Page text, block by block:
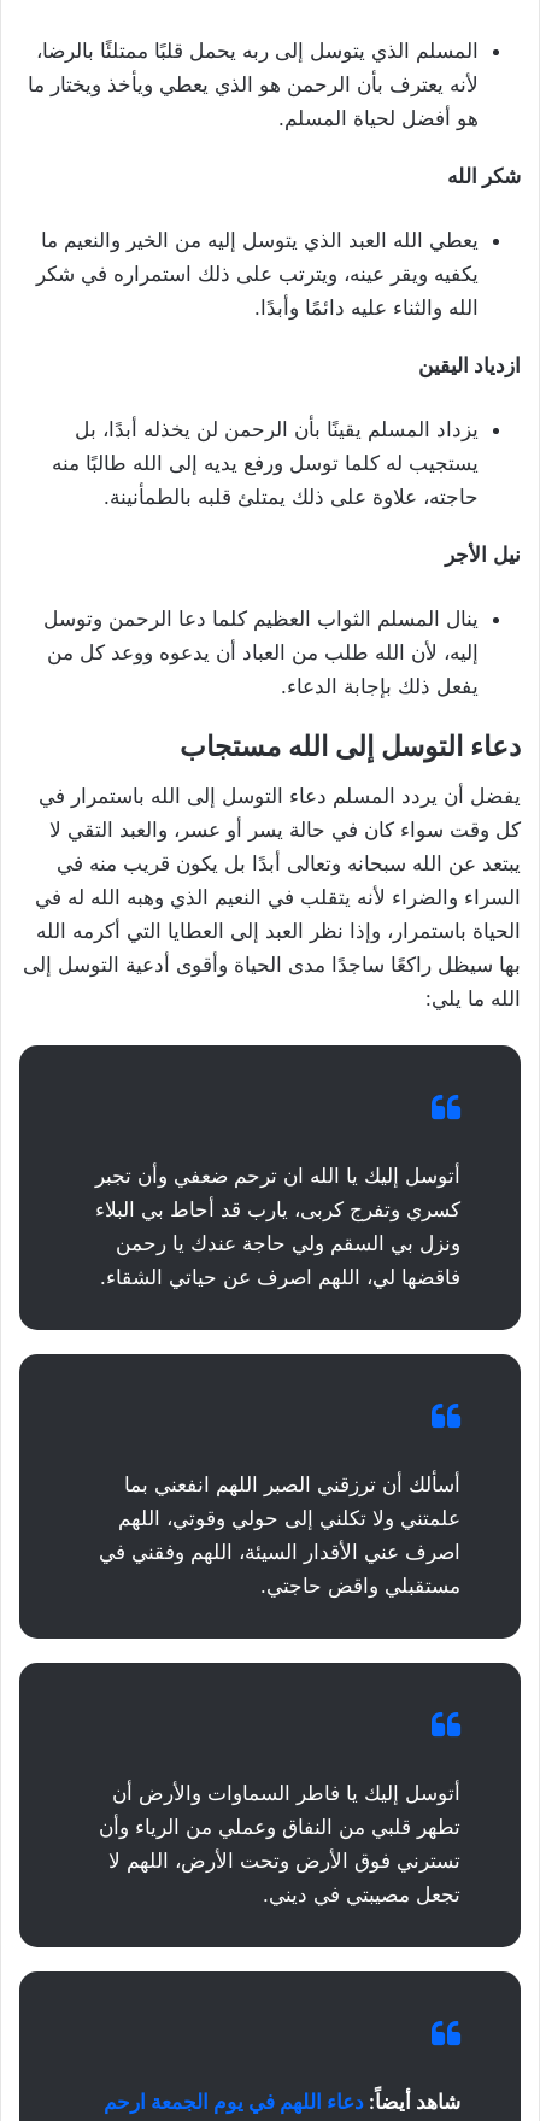
المسلم الذي يتوسل إلى ربه يحمل قلبًا ممتلئًا بالرضا،
لأنه يعترف بأن الرحمن هو الذي يعطي ويأخذ ويختار ما
هو أفضل لحياة المسلم.
شكر الله
يعطي الله العبد الذي يتوسل إليه من الخير والنعيم ما
يكفيه ويقر عينه، ويترتب على ذلك استمراره في شكر
الله والثناء عليه دائمًا وأبدًا.
ازدياد اليقين
يزداد المسلم يقينًا بأن الرحمن لن يخذله أبدًا، بل
يستجيب له كلما توسل ورفع يديه إلى الله طالبًا منه
حاجته، علاوة على ذلك يمتلئ قلبه بالطمأنينة.
نيل الأجر
ينال المسلم الثواب العظيم كلما دعا الرحمن وتوسل
إليه، لأن الله طلب من العباد أن يدعوه ووعد كل من
يفعل ذلك بإجابة الدعاء.
دعاء التوسل إلى الله مستجاب
يفضل أن يردد المسلم دعاء التوسل إلى الله باستمرار في
كل وقت سواء كان في حالة يسر أو عسر، والعبد التقي لا
يبتعد عن الله سبحانه وتعالى أبدًا بل يكون قريب منه في
السراء والضراء لأنه يتقلب في النعيم الذي وهبه الله له في
الحياة باستمرار، وإذا نظر العبد إلى العطايا التي أكرمه الله
بها سيظل راكعًا ساجدًا مدى الحياة وأقوى أدعية التوسل إلى
الله ما يلي:
أتوسل إليك يا الله ان ترحم ضعفي وأن تجبر
كسري وتفرج كربى، يارب قد أحاط بي البلاء
ونزل بي السقم ولي حاجة عندك يا رحمن
فاقضها لي، اللهم اصرف عن حياتي الشقاء.
أسألك أن ترزقني الصبر اللهم انفعني بما
علمتني ولا تكلني إلى حولي وقوتي، اللهم
اصرف عني الأقدار السيئة، اللهم وفقني في
مستقبلي واقض حاجتي.
أتوسل إليك يا فاطر السماوات والأرض أن
تطهر قلبي من النفاق وعملي من الرياء وأن
تسترني فوق الأرض وتحت الأرض، اللهم لا
تجعل مصيبتي في ديني.
شاهد أيضاً: دعاء اللهم في يوم الجمعة ارحم